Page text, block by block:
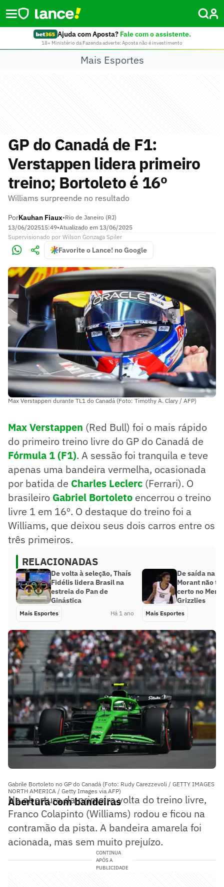
Ajuda com Aposta? Fale com o assistente.
18+ Ministério da Fazenda adverte: Aposta não é investimento
Mais Esportes
GP do Canadá de F1:
Verstappen lidera primeiro
treino; Bortoleto é 16º
Williams surpreende no resultado
PorKauhan Fiaux•Rio de Janeiro (RJ)
13/06/202515:49•Atualizado em 13/06/2025
Supervisionado por Wilson Gonzaga Spiler
Favorite o Lance! no Google
Max Verstappen durante TL1 do Canadá (Foto: Timothy A. Clary / AFP)
Max Verstappen (Red Bull) foi o mais rápido
do primeiro treino livre do GP do Canadá de
Fórmula 1 (F1). A sessão foi tranquila e teve
apenas uma bandeira vermelha, ocasionada
por batida de Charles Leclerc (Ferrari). O
brasileiro Gabriel Bortoleto encerrou o treino
livre 1 em 16º. O destaque do treino foi a
Williams, que deixou seus dois carros entre os
três primeiros.
RELACIONADAS
De volta à seleção, Thaís
Fidélis lidera Brasil na
estreia do Pan de
Ginástica
Mais Esportes Há 1 ano
De saída na
Morant não
certo no
Grizzlies
Mais Esportes
Gabrile Bortoleto no GP do Canadá (Foto: Rudy Carezzevoli / GETTY IMAGES
NORTH AMERICA / Getty Images via AFP)
Abertura com bandeiras
Na abertura da primeira volta do treino livre,
Franco Colapinto (Williams) rodou e ficou na
contramão da pista. A bandeira amarela foi
acionada, mas sem muito prejuízo.
CONTINUA
APÓS A
PUBLICIDADE